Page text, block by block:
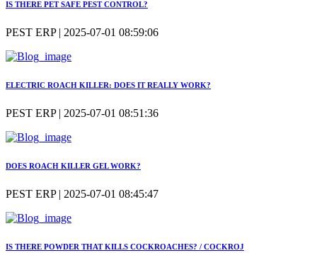
IS THERE PET SAFE PEST CONTROL?
PEST ERP | 2025-07-01 08:59:06
ELECTRIC ROACH KILLER: DOES IT REALLY WORK?
PEST ERP | 2025-07-01 08:51:36
DOES ROACH KILLER GEL WORK?
PEST ERP | 2025-07-01 08:45:47
IS THERE POWDER THAT KILLS COCKROACHES? / COCKROJ